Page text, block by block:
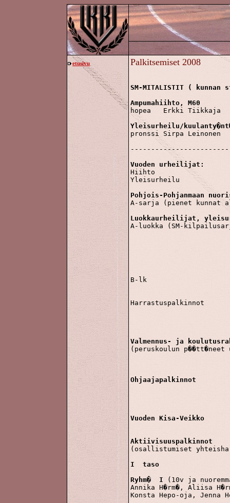
etusivu Palkitsemiset 2008
SM-MITALISTIT (
Ampumahiihto, M60
hopea	Erkki Tiikkaja
Yleisurheilu/
pronssi	Sirpa Leinonen
Vuoden urheilijat:
Hiihto				Erkki Tiikkaja
Yleisurheilu			Heikki Roivainen
Pohjois-Pohjanmaan
A-sarja (pienet kunnat alle 5000 asuk)
Luokkaurheilijat,
A-luokka (SM-
B-lk				Jaakko Leinonen		P14 korkeus
Harrastuspalkinnot		Venla Kaikkonen		N19
Valmennus- ja
(peruskoulun
Ohjaajapalkinnot
Vuoden Kisa-Veikko
Aktiivisuuspalkinnot
(osallistumiset
I  taso
Ryhm�  I (10v ja
Annika H�rm�, Aliisa
Konsta Hepo-oja, Jenna